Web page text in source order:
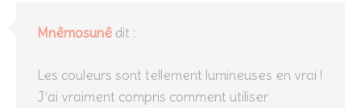
Mnêmosunê dit :
Les couleurs sont tellement lumineuses en vrai !
J’ai vraiment compris comment utiliser